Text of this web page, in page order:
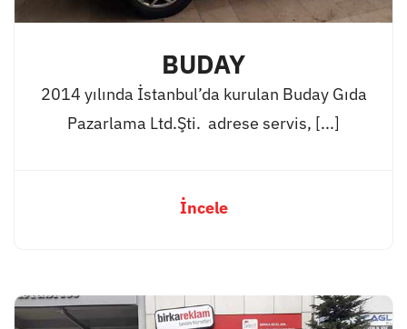
BUDAY
2014 yılında İstanbul’da kurulan Buday Gıda
Pazarlama Ltd.Şti. adrese servis, [...]
İncele